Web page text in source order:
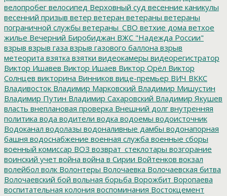
велопробег велосипед Верховный суд весенние каникулы
весенний призыв ветер ветеран ветераны ветераны
пограничной службы ветераны_СВО ветхие дома ветхое
жилье Вечерний Биробиджан ВЖС "Надежда России"
взрыв взрыв газа взрыв газового баллона взрыв
метеорита взятка взятки видеокамеры видеорегистратор
Виктор Ишавев Виктор Ишаев Виктор Орёл Виктор
Солнцев викторина Винников вице-премьер ВИЧ ВККС
Владивосток Владимир Марковский Владимир Мишустин
Владимир Путин Владимир Сахаровский Владимир Якушев
власть внеплановая проверка Внешний долг внутренняя
политика вода водители водка водоемы водоисточник
Водоканал водолазы водоналивные дамбы водонапорная
башня водоснабжение военная служба военные сборы
военный комиссар ВОЗ возврат_стеклотары возгорание
воинский учет война война в Сирии Войтенков вокзал
волейбол волк Волонтеры Волочаевка Волочаевская битва
Волочаевский бой вольная борьба Ворожбит Воропаева
воспитательная колония воспоминания Востокцемент